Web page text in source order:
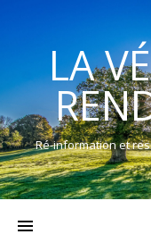
LA
Ré-information et